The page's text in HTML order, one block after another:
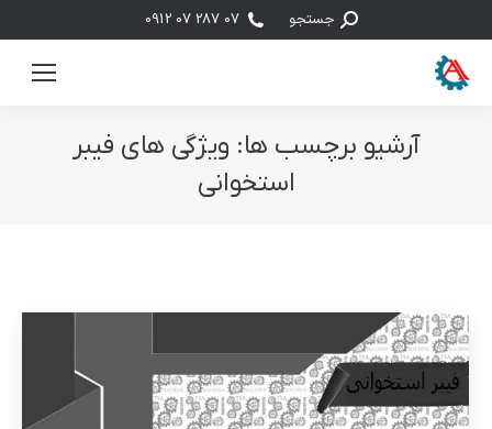
جستجو:جستجو 07 287 07 0912
آرشیو برچسب ها: ویژگی های فیبر
استخوانی